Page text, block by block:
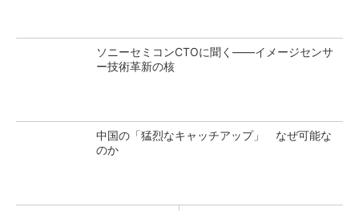
ソニーセミコンCTOに聞く――イメージセンサ
ー技術革新の核
中国の「猛烈なキャッチアップ」 なぜ可能な
のか